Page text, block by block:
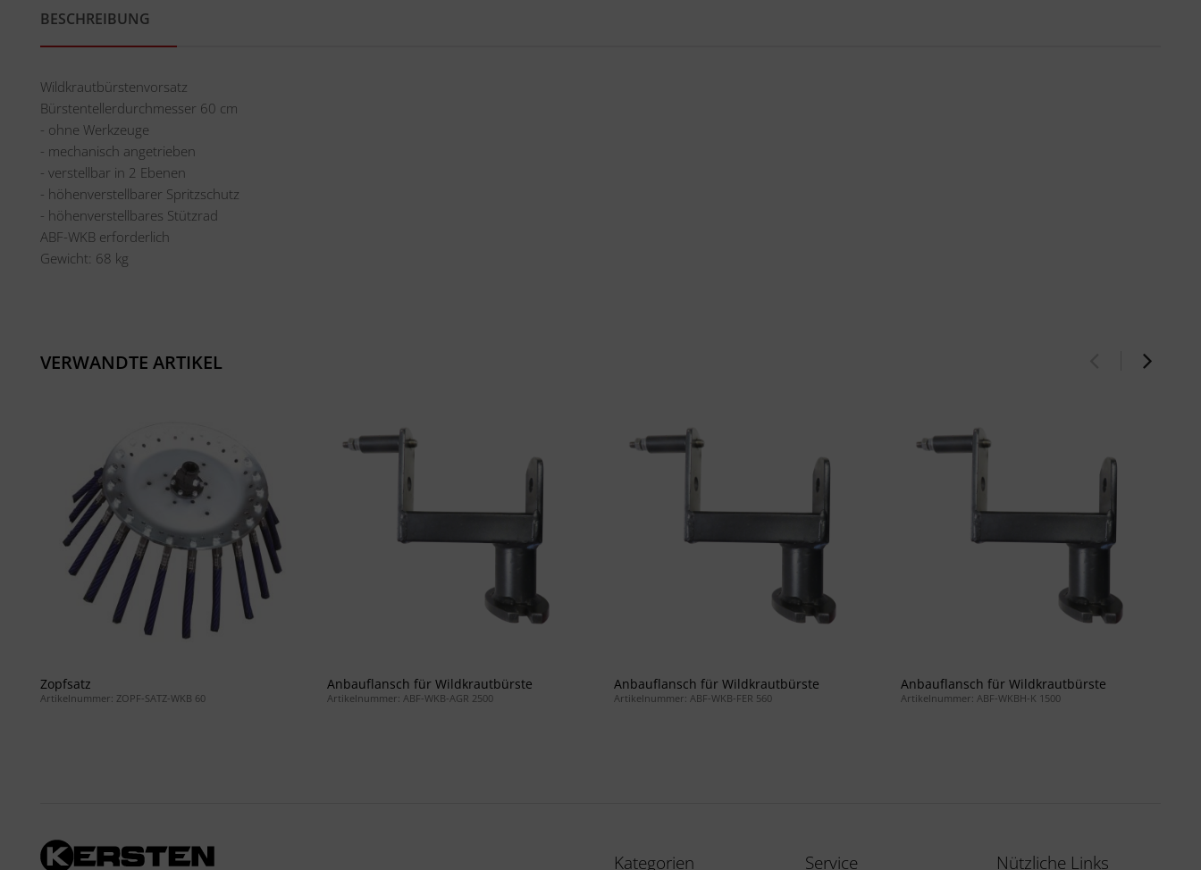
BESCHREIBUNG
Wildkrautbürstenvorsatz
Bürstentellerdurchmesser 60 cm
- ohne Werkzeuge
- mechanisch angetrieben
- verstellbar in 2 Ebenen
- höhenverstellbarer Spritzschutz
- höhenverstellbares Stützrad
ABF-WKB erforderlich
Gewicht: 68 kg
VERWANDTE ARTIKEL
Zopfsatz
Artikelnummer: ZOPF-SATZ-WKB 60
Anbauflansch für Wildkrautbürste
Artikelnummer: ABF-WKB-AGR 2500
Anbauflansch für Wildkrautbürste
Artikelnummer: ABF-WKB-FER 560
Anbauflansch für Wildkrautbürste
Artikelnummer: ABF-WKBH-K 1500
Kategorien Service Nützliche Links